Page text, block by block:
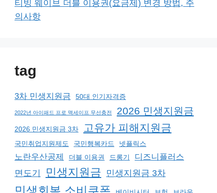
티빙 웨이브 더블 이용권(요금제) 변경 방법, 주
의사항
tag
3차 민생지원금 50대 인기자격증
2022년 아이패드 프로 맥세이프 무선충전 2026 민생지원금
2026 민생지원금 3차 고유가 피해지원금
국민취업지원제도 국민행복카드 넷플릭스
노란우산공제 더블 이용권 드롱기 디즈니플러스
면도기 민생지원금 민생지원금 3차
민생회복 소비쿠폰